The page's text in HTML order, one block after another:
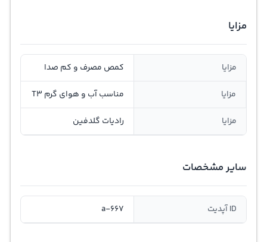
مزایا
مزایا کمص مصرف و کم صدا
مزایا مناسب آب و هوای گرم T3
مزایا رادیات گلدفین
سایر مشخصات
ID آپدیت a-667